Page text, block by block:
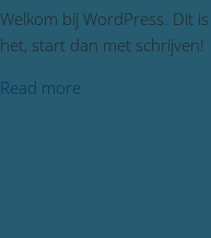
Welkom bij WordPress. Dit
het, start dan met schrijven!
Read more